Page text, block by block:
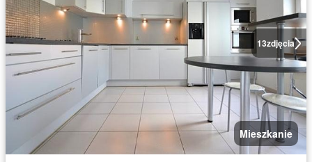
13zdjęcia
Mieszkanie